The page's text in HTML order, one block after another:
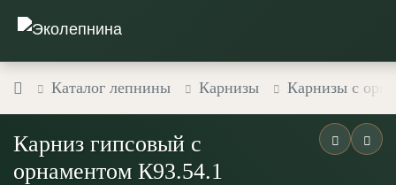
Каталог лепнины Карнизы Карнизы с
Карниз гипсовый с
орнаментом К93.54.1